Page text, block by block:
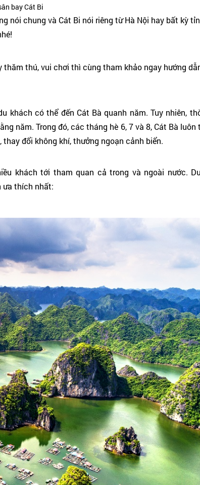
bay Cát Bi
nói chung và Cát Bi nói riêng từ Hà Nội hay bất kỳ
thăm thú, vui chơi thì cùng tham khảo ngay hướng
khách có thể đến Cát Bà quanh năm. Tuy nhiên,
năm. Trong đó, các tháng hè 6, 7 và 8, Cát Bà luôn
đổi không khí, thưởng ngoạn cảnh biển.
khách tới tham quan cả trong và ngoài nước.
ưa thích nhất: